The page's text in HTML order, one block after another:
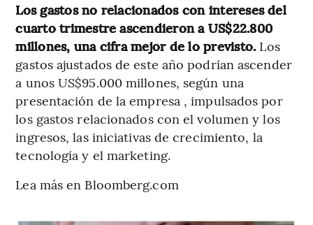
Los gastos no relacionados con intereses del
cuarto trimestre ascendieron a US$22.800
millones, una cifra mejor de lo previsto. Los
gastos ajustados de este año podrían ascender
a unos US$95.000 millones, según una
presentación de la empresa , impulsados por
los gastos relacionados con el volumen y los
ingresos, las iniciativas de crecimiento, la
tecnología y el marketing.
Lea más en Bloomberg.com